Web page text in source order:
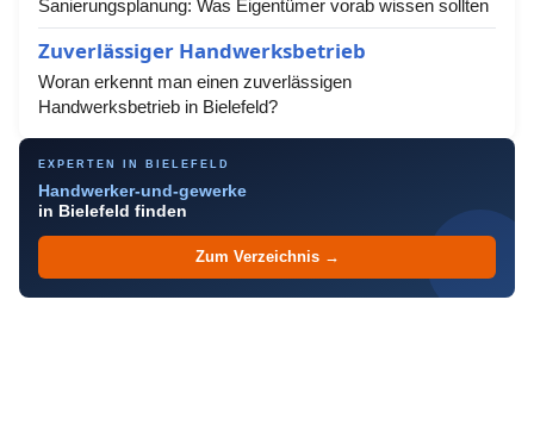
Sanierungsplanung: Was Eigentümer vorab wissen sollten
Zuverlässiger Handwerksbetrieb
Woran erkennt man einen zuverlässigen
Handwerksbetrieb in Bielefeld?
EXPERTEN IN BIELEFELD
Handwerker-und-gewerke
in Bielefeld finden
Zum Verzeichnis →